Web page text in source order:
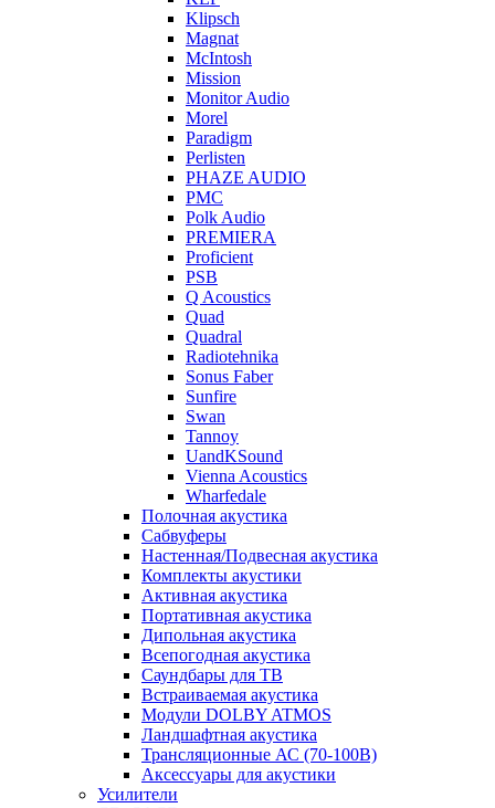
Klipsch
Magnat
McIntosh
Mission
Monitor Audio
Morel
Paradigm
Perlisten
PHAZE AUDIO
PMC
Polk Audio
PREMIERA
Proficient
PSB
Q Acoustics
Quad
Quadral
Radiotehnika
Sonus Faber
Sunfire
Swan
Tannoy
UandKSound
Vienna Acoustics
Wharfedale
Полочная акустика
Сабвуферы
Настенная/Подвесная акустика
Комплекты акустики
Активная акустика
Портативная акустика
Дипольная акустика
Всепогодная акустика
Саундбары для ТВ
Встраиваемая акустика
Модули DOLBY ATMOS
Ландшафтная акустика
Трансляционные АС (70-100В)
Аксессуары для акустики
Усилители